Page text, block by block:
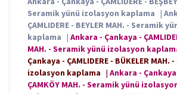
Seramik yünü izolasyon kaplama |
ÇAMLIDERE - BEYLER MAH. - Seramik
kaplama | Ankara - Çankaya -
MAH. - Seramik yünü izolasyon
Çankaya - ÇAMLIDERE - BÜKELER
izolasyon kaplama | Ankara - Çankaya
ÇAMKÖY MAH. - Seramik yünü